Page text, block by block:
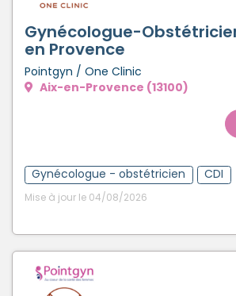
Gynécologue-
en Provence
Pointgyn / One Clinic
Aix-en-Provence (13100)
Gynécologue - obstétricien CDI
Mise à jour le 04/08/2026